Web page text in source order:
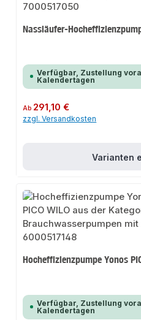
Nassläufer-
Verfügbar, Zustellung
Kalendertagen
Regulärer Preis:
Ab 291,10 €
zzgl. Versandkosten
Varianten
Hocheffizienzpumpe Yonos
Verfügbar, Zustellung
Kalendertagen